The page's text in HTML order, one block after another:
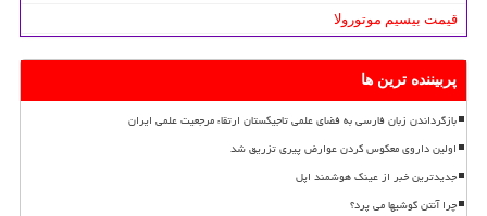
قیمت بیسیم موتورولا
پربیننده ترین ها
بازگرداندن زبان فارسی به فضای علمی تاجیکستان ارتقاء مرجعیت علمی ایران
اولین داروی معکوس کردن عوارض پیری تزریق شد
جدیدترین خبر از عینک هوشمند اپل
چرا آنتن گوشیها می پرد؟